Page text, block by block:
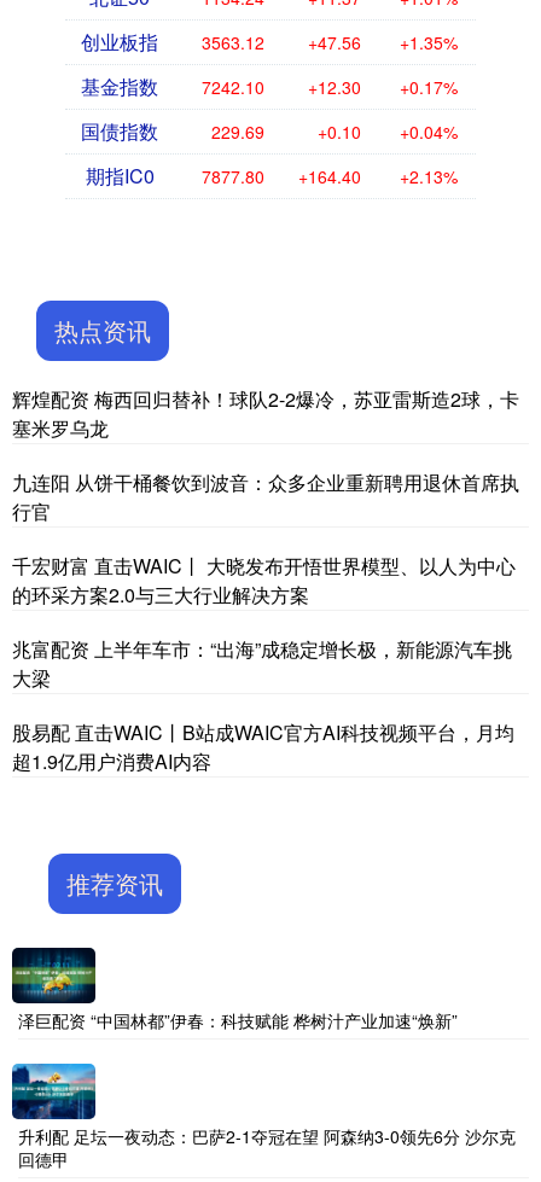
创业板指 3563.12 +47.56 +1.35%
基金指数 7242.10 +12.30 +0.17%
国债指数 229.69 +0.10 +0.04%
期指IC0 7877.80 +164.40 +2.13%
热点资讯
辉煌配资 梅西回归替补！球队2-2爆冷，苏亚雷斯造2球，卡
塞米罗乌龙
九连阳 从饼干桶餐饮到波音：众多企业重新聘用退休首席执
行官
千宏财富 直击WAIC丨 大晓发布开悟世界模型、以人为中心
的环采方案2.0与三大行业解决方案
兆富配资 上半年车市：“出海”成稳定增长极，新能源汽车挑
大梁
股易配 直击WAIC丨B站成WAIC官方AI科技视频平台，月均
超1.9亿用户消费AI内容
推荐资讯
泽巨配资 “中国林都”伊春：科技赋能 桦树汁产业加速“焕新”
升利配 足坛一夜动态：巴萨2-1夺冠在望 阿森纳3-0领先6分 沙尔克
回德甲